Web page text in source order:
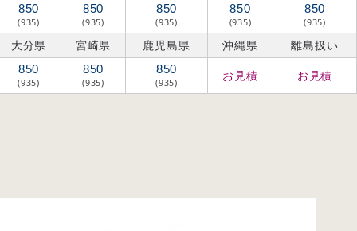
850
(935)
850
(935)
850
(935)
850
(935)
850
(935)
大分県 宮崎県 鹿児島県 沖縄県 離島扱い
850
(935)
850
(935)
850
(935) お見積 お見積